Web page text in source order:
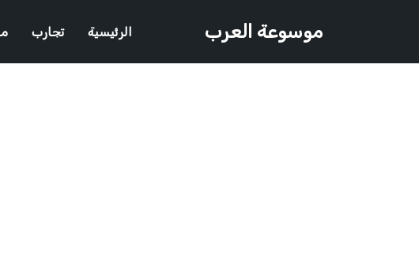
موسوعة العرب الرئيسية تجارب